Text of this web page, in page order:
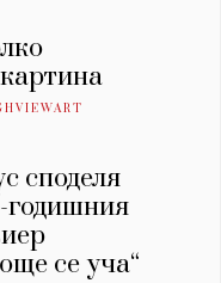
споделя
годишния
се уча“